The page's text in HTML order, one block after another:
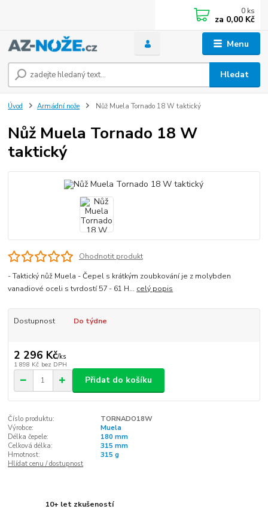
Menu
Hledat
0 ks
za 0,00 Kč
Úvod Armádní nože Nůž Muela Tornado 18 W taktický
Nůž Muela Tornado 18 W
taktický
Ohodnotit produkt
- Taktický nůž Muela - Čepel s krátkým zoubkování je z molybden
vanadiové oceli s tvrdostí 57 - 61 H... celý popis
Dostupnost Do týdne
2 296 Kč/ks
1 898 Kč bez DPH
Přidat do košíku
Číslo produktu:
TORNADO18W
Výrobce:
Muela
Délka čepele:
180 mm
Celková délka:
315 mm
Hmotnost:
315 g
Hlídat cenu / dostupnost
10+ let zkušeností